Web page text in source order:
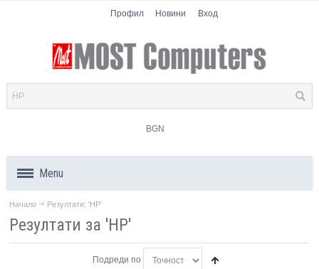
Профил Новини Вход
BGN
Menu
Продукти
Компоненти
Начало Резултати: 'HP'
Резултати за 'HP'
Подреди по